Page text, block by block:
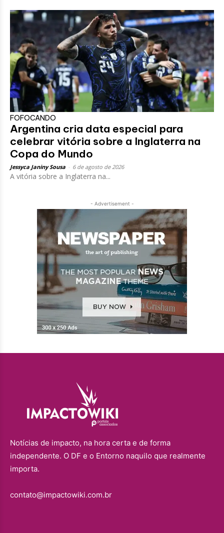
FOFOCANDO
Argentina cria data especial para
celebrar vitória sobre a Inglaterra na
Copa do Mundo
Jessyca Janiny Sousa 6 de agosto de 2026
A vitória sobre a Inglaterra na...
- Advertisement -
Notícias de impacto, na hora certa e de forma
independente. O DF e o Entorno naquilo que realmente
importa.
contato@impactowiki.com.br